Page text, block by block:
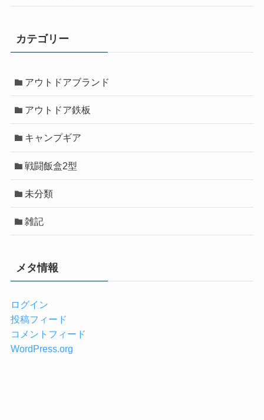
カテゴリー
アウトドアブランド
アウトドア鉄板
キャンプギア
戦闘飯盒2型
未分類
雑記
メタ情報
ログイン
投稿フィード
コメントフィード
WordPress.org